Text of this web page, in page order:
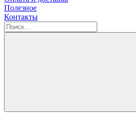
Полезное
Контакты